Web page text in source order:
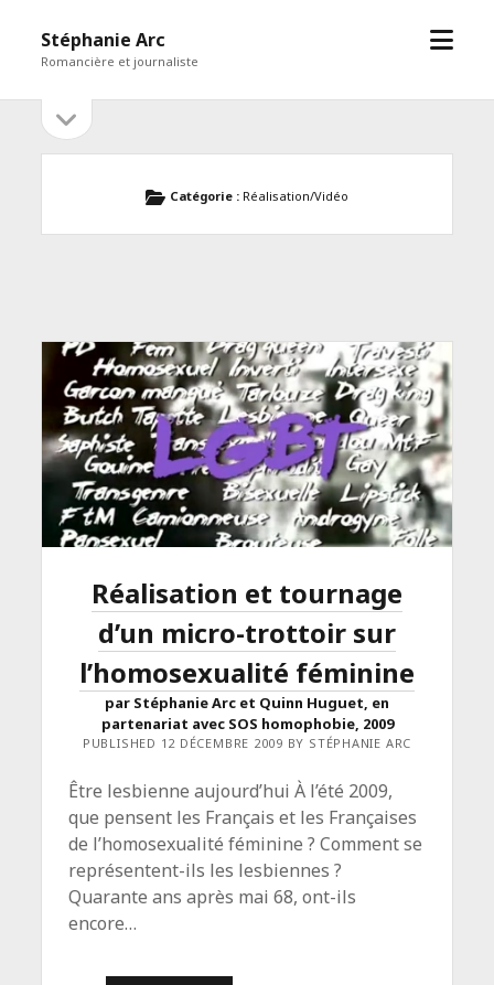
Stéphanie Arc
Romancière et journaliste
open
Sidebar
sidebar
Catégorie : Réalisation/Vidéo
Réalisation et tournage
d’un micro-trottoir sur
l’homosexualité féminine
par Stéphanie Arc et Quinn Huguet, en
partenariat avec SOS homophobie, 2009
PUBLISHED 12 DÉCEMBRE 2009 BY STÉPHANIE ARC
Être lesbienne aujourd’hui À l’été 2009,
que pensent les Français et les Françaises
de l’homosexualité féminine ? Comment se
représentent-ils les lesbiennes ?
Quarante ans après mai 68, ont-ils
encore…